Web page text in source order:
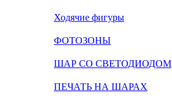
Ходячие фигуры
ФОТОЗОНЫ
ШАР СО СВЕТОДИОДОМ
ПЕЧАТЬ НА ШАРАХ